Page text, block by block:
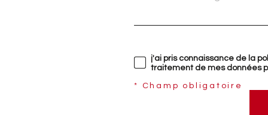
j'ai pris connaissance de la
traitement de mes données
* Champ obligatoire